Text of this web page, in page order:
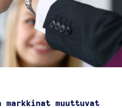
markkinat muuttuvat